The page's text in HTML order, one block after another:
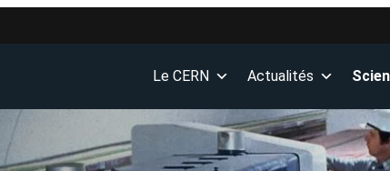
Le CERN Actualités